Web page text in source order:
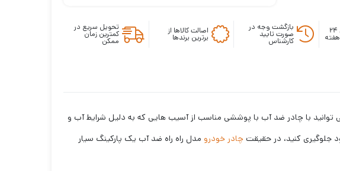
پشتیبانی عالی ۲۴ بازگشت وجه در
صورت تایید
کارشناس
اصالت کالاها از
برترین برندها
تحویل سریع در
کمترین زمان
ممکن
توانید با چادر ضد آب با پوششی مناسب از آسیب هایی که به دلیل شرایط آب و
کنید، در حقیقت چادر خودرو مدل راه راه ضد آب یک پارکینگ سیار